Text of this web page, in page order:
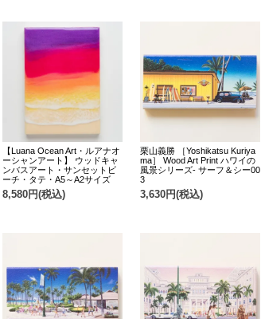
【Luana Ocean Art・ルアナオ
ーシャンアート】 ウッドキャ
ンバスアート・サンセットビ
ーチ・タテ・A5～A2サイズ
8,580円(税込)
栗山義勝 ［Yoshikatsu Kuriya
ma］ Wood Art Print ハワイの
風景シリーズ- サーフ＆シー00
3
3,630円(税込)